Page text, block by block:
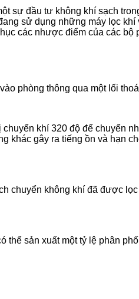
sự đầu tư không khí sạch
sử dụng những máy lọc
các nhược điểm của các
phòng thông qua một lối
khí 320 độ để chuyển
khác gây ra tiếng ồn và hạn
chuyển không khí đã được
thể sản xuất một tỷ lệ phân